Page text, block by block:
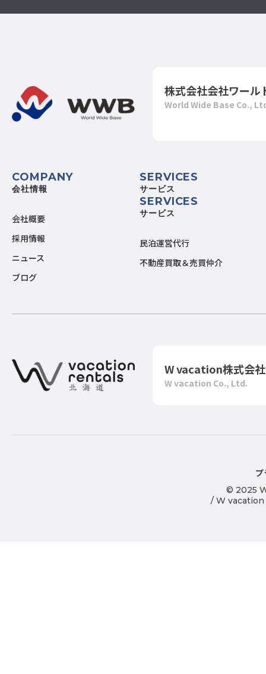
株式会社会社ワール
World Wide Base Co.,
COMPANY
会社情報
会社概要
採用情報
ニュース
ブログ
SERVICES
サービス
SERVICES
サービス
民泊運営代行
不動産買取＆売買仲介
W vacation株式会社
W vacation Co., Ltd.
© 2025
/ W vacation